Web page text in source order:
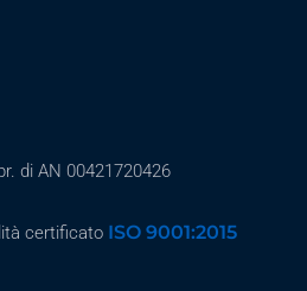
di AN 00421720426
certificato ISO 9001:2015